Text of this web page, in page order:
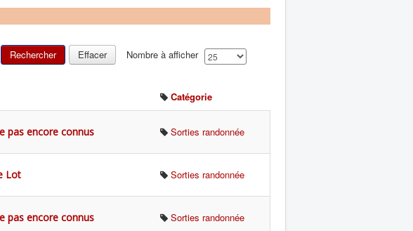
Rechercher Effacer Nombre à afficher
Catégorie
pas encore connus Sorties randonnée
Lot Sorties randonnée
pas encore connus Sorties randonnée